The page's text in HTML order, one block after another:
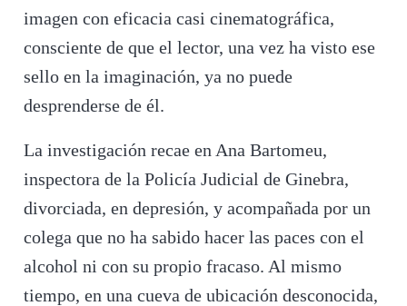
imagen con eficacia casi cinematográfica,
consciente de que el lector, una vez ha visto ese
sello en la imaginación, ya no puede
desprenderse de él.
La investigación recae en Ana Bartomeu,
inspectora de la Policía Judicial de Ginebra,
divorciada, en depresión, y acompañada por un
colega que no ha sabido hacer las paces con el
alcohol ni con su propio fracaso. Al mismo
tiempo, en una cueva de ubicación desconocida,